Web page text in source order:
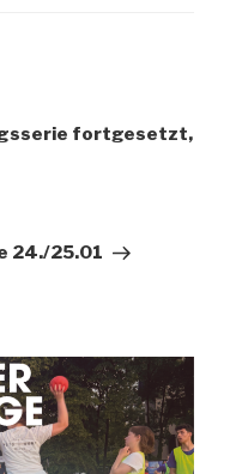
fortgesetzt,
24./25.01